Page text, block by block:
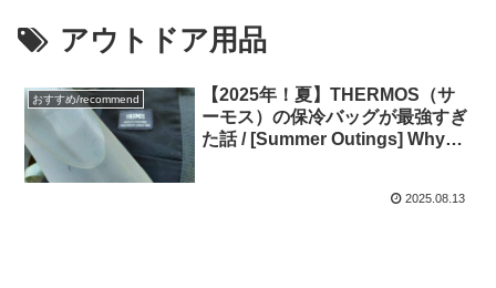
アウトドア用品
おすすめ/recommend
【2025年！夏】THERMOS（サ
ーモス）の保冷バッグが最強すぎ
た話 / [Summer Outings] Why
Changer/[Summer Outings]2025.08.13